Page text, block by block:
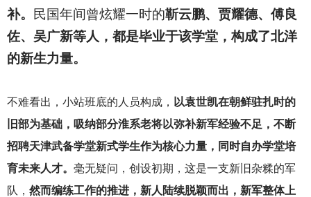
补。
民国年间曾炫耀一时的靳云鹏、贾耀德、傅良
佐、吴广新等人，都是毕业于该学堂，构成了北洋
的新生力量。
不难看出，小站班底的人员构成， 以袁世凯在朝鲜驻扎时的
旧部为基础，吸纳部分淮系老将以弥补新军经验不足，不断
招聘天津武备学堂新式学生作为核心力量，同时自办学堂培
育未来人才。 毫无疑问，创设初期，这是一支新旧杂糅的军
队， 然而编练工作的推进，新人陆续脱颖而出，新军整体上